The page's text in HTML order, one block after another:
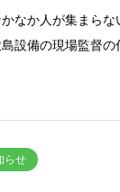
なか人が集まら
設備の現場監督
らせ